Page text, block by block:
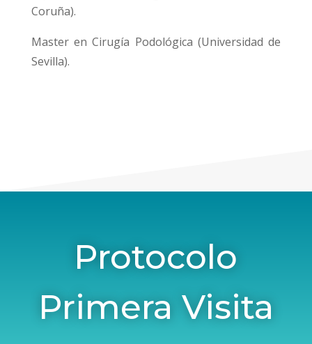
Coruña).
Master en Cirugía Podológica (Universidad de
Sevilla).
Protocolo
Primera Visita